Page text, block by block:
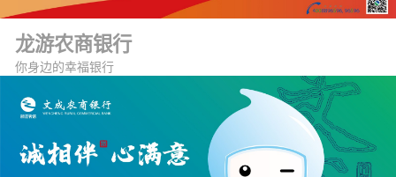
龙游农商银行
你身边的幸福银行